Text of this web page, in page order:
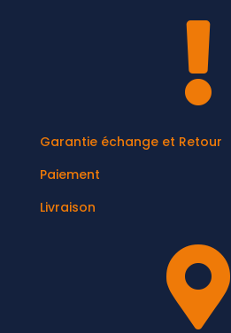

Garantie échange et Retour
Paiement
Livraison
